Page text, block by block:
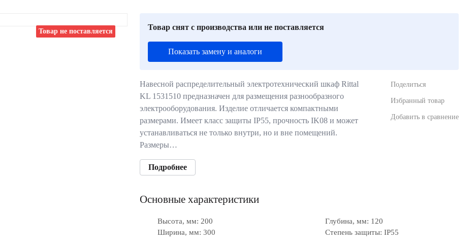
Товар не поставляется Товар снят с производства или не поставляется
Показать замену и аналоги
Навесной распределительный электротехнический шкаф Rittal
KL 1531510 предназначен для размещения разнообразного
электрооборудования. Изделие отличается компактными
размерами. Имеет класс защиты IP55, прочность IK08 и может
устанавливаться не только внутри, но и вне помещений.
Размеры…
Подробнее
Поделиться
Избранный товар
Добавить в сравнение
Основные характеристики
Высота, мм: 200
Глубина, мм: 120
Ширина, мм: 300
Степень защиты: IP55